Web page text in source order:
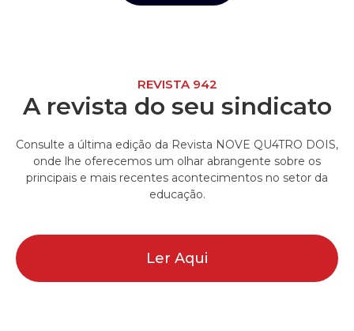
REVISTA 942
A revista do seu sindicato
Consulte a última edição da Revista NOVE QU4TRO DOIS,
onde lhe oferecemos um olhar abrangente sobre os
principais e mais recentes acontecimentos no setor da
educação.
Ler Aqui